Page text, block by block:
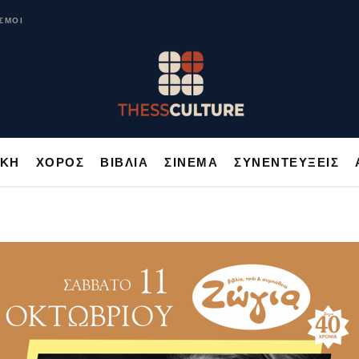
ΧΟΡΟΣ ΒΙΒΛΙΑ ΣΙΝΕΜΑ ΣΥΝΕΝΤΕΥΞΕΙΣ